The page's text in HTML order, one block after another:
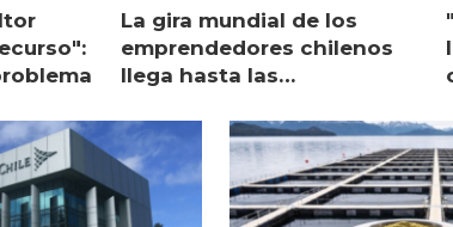
La gira mundial de los
emprendedores chilenos
llega hasta las
Escocia